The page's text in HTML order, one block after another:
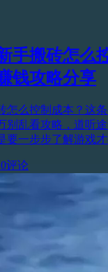
手搬砖怎么
钱攻略分享
怎么控制成本？这
别乱看攻略，道听
要一步步了解游戏
0评论